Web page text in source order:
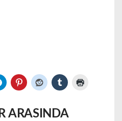
ARASINDA